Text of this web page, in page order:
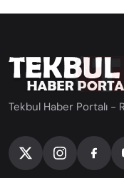
Tekbul Haber Portalı -